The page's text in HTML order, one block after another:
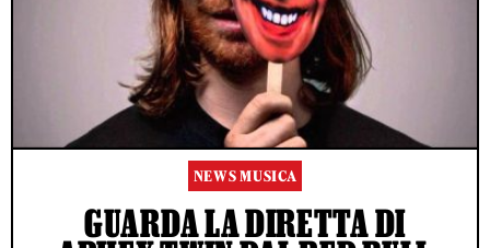
NEWS MUSICA
GUARDA LA DIRETTA DI